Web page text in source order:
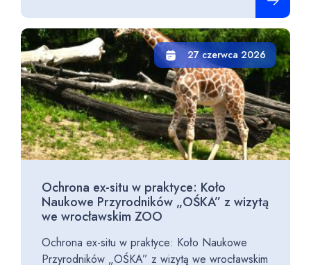
27 czerwca 2026
Ochrona ex-situ w praktyce: Koło
Naukowe Przyrodników „OŚKA” z wizytą
we wrocławskim ZOO
Ochrona ex-situ w praktyce: Koło Naukowe
Przyrodników „OŚKA” z wizytą we wrocławskim